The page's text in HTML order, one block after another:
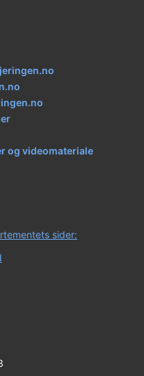
og videomateriale
sider: